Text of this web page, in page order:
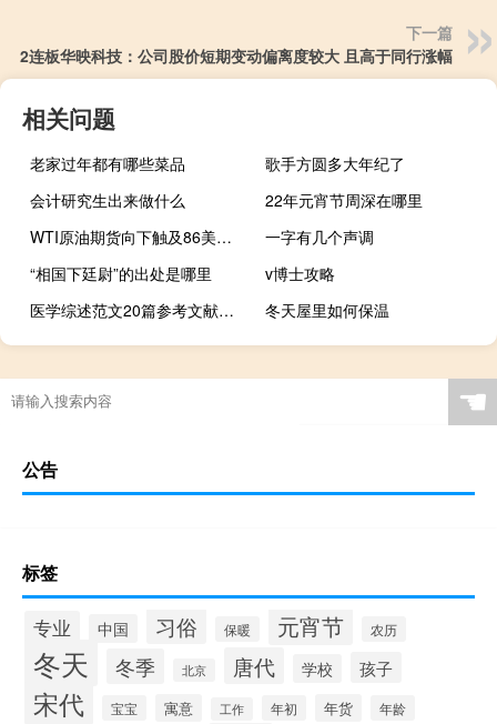
下一篇
2连板华映科技：公司股价短期变动偏离度较大 且高于同行涨幅
相关问题
老家过年都有哪些菜品
歌手方圆多大年纪了
会计研究生出来做什么
22年元宵节周深在哪里
WTI原油期货向下触及86美元/桶日内跌3.64%
一字有几个声调
“相国下廷尉”的出处是哪里
v博士攻略
医学综述范文20篇参考文献（医学综述范文）
冬天屋里如何保温
☚
公告
标签
专业 中国 习俗 保暖 元宵节 农历
冬天 冬季 北京 唐代 学校 孩子
宋代 宝宝 寓意 工作 年初 年货 年龄